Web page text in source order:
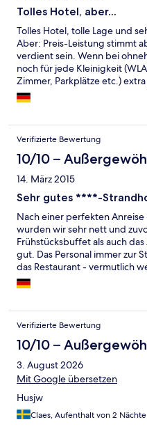
Tolles Hotel, aber...
Tolles Hotel, tolle Lage und
Aber: Preis-Leistung stimmt
verdient sein. Wenn bei
noch für jede Kleinigkeit
Zimmer, Parkplätze etc.)
fader Beigeschmack. Hier
überdacht werden. Sehr
Verifizierte Bewertung
10/10 –
14. März 2015
Sehr gutes ****-
Nach einer perfekten
wurden wir sehr nett und
Frühstücksbuffet als auch
gut. Das Personal immer zur
das Restaurant - vermutlich
wirkt die Atmosphäre am
zwei Teppichläufern könnte
vom Treppenhaus/Fahrstuhl
eine Juniorsuite, die
gepflegt war. Der große
dort zwei Stühle und einen
tollen Blick auf die Ostsee.
Nur die großen Kopfkissen
gewöhnt. Perfekt wäre es,
Nackenkissen anbieten würde.
Verifizierte Bewertung
10/10 –
3. August 2026
Mit Google übersetzen
Husjw
Claes, Aufenthalt von 2